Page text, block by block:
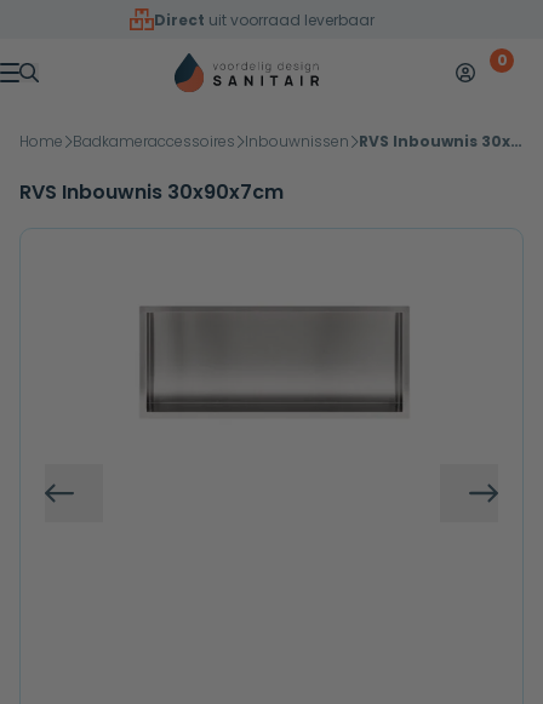
Overslaan naar inhoud
Direct uit voorraad leverbaar
Menu
Mijn 0
Home Badkameraccessoires Inbouwnissen RVS Inbouwnis 30x90x7cm
RVS Inbouwnis 30x90x7cm
Vorige